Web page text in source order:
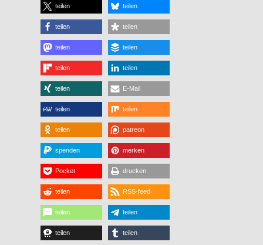
teilen teilen
teilen teilen
teilen teilen
teilen teilen
teilen E-Mail
teilen teilen
teilen patreon
spenden merken
Pocket drucken
teilen RSS-feed
teilen teilen
teilen teilen